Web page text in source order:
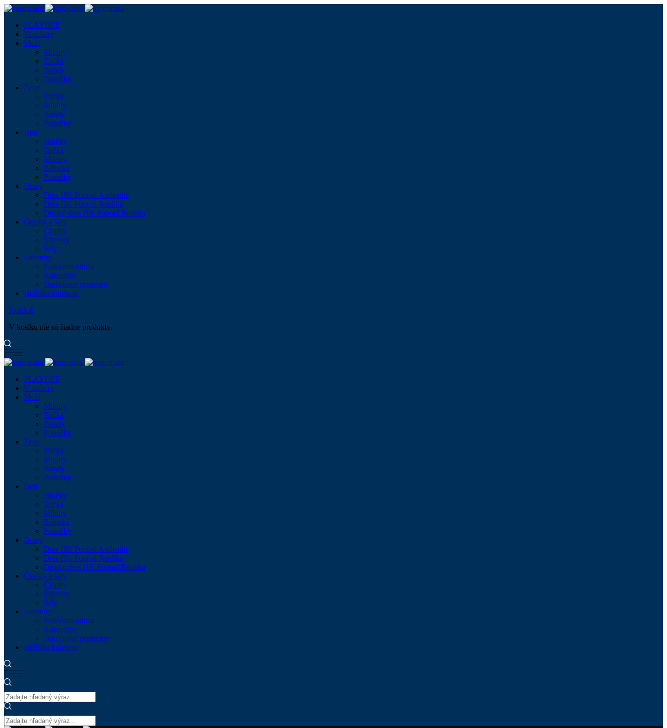
PLAYOFF
Vouchery
Muži
Mikiny
Tričká
Bundy
Ponožky
Ženy
Tričká
Mikiny
Bundy
Ponožky
Deti
Hračky
Tričká
Mikiny
Bábätká
Ponožky
Dresy
Dres HK Poprad Authentic
Dres HK Poprad Replika
Detský dres HK Poprad Replika
Čiapky a šály
Čiapky
Šiltovky
Šály
Suveníry
Folklórna edícia
Kalendáre
Darčekové predmety
Hráčska kolekcia
Košík 0
V košíku nie sú žiadne produkty.
PLAYOFF
Vouchery
Muži
Mikiny
Tričká
Bundy
Ponožky
Ženy
Tričká
Mikiny
Bundy
Ponožky
Deti
Hračky
Tričká
Mikiny
Bábätká
Ponožky
Dresy
Dres HK Poprad Authentic
Dres HK Poprad Replika
Detský dres HK Poprad Replika
Čiapky a šály
Čiapky
Šiltovky
Šály
Suveníry
Folklórna edícia
Kalendáre
Darčekové predmety
Hráčska kolekcia